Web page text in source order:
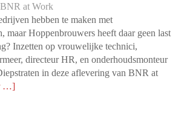
BNR at Work
hebben te maken met
maar Hoppenbrouwers heeft daar geen last
Inzetten op vrouwelijke technici,
directeur HR, en onderhoudsmonteur
in deze aflevering van BNR at
…]